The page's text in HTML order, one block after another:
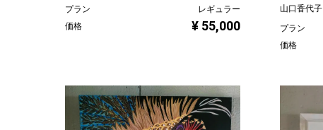
プラン
レギュラー
価格
¥ 55,000
山口香代子
プラン
価格